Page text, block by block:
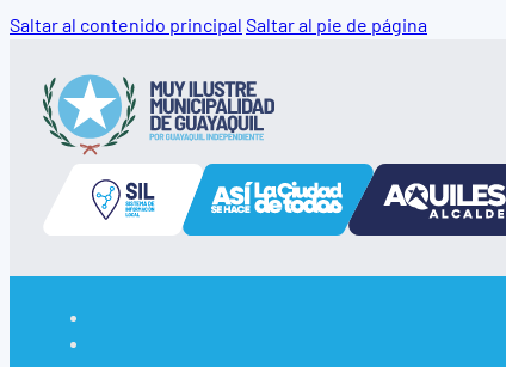
Saltar al contenido principal Saltar al pie de página